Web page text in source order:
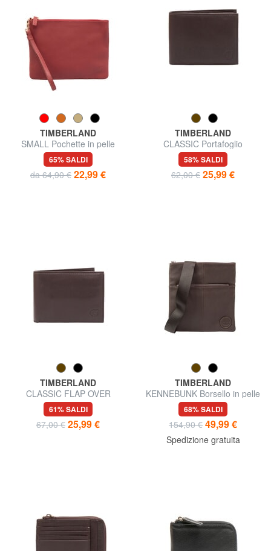
TIMBERLAND
SMALL Pochette in pelle
piccola con polsierina
65% SALDI
da 64,90 € 22,99 €
TIMBERLAND
CLASSIC Portafoglio
portamonete in pelle
58% SALDI
62,00 € 25,99 €
TIMBERLAND
CLASSIC FLAP OVER
Portafoglio in pelle con flap e
portamonete
61% SALDI
67,00 € 25,99 €
TIMBERLAND
KENNEBUNK Borsello in pelle
con tasca
68% SALDI
154,90 € 49,99 €
Spedizione gratuita